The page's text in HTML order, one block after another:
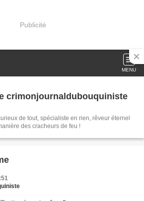
Publicité
MENU
crimonjournaldubouquiniste
de tout, spécialiste en rien, rêveur éternel
des cracheurs de feu !